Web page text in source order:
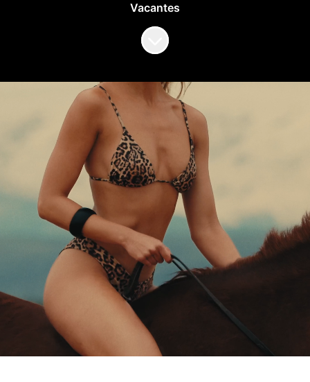
Vacantes
Más contenido
French savoir-faire
desde 1916
Desde hace más de 100 años, Etam
pone su saber hacer corsetero al
servicio de una lencería decididamente
moderna, para las mujeres de todo el
mundo.